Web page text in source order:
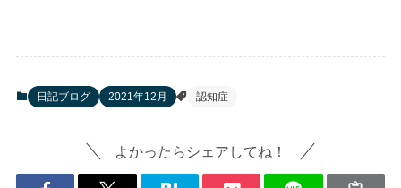
日記ブログ 2021年12月 認知症
よかったらシェアしてね！